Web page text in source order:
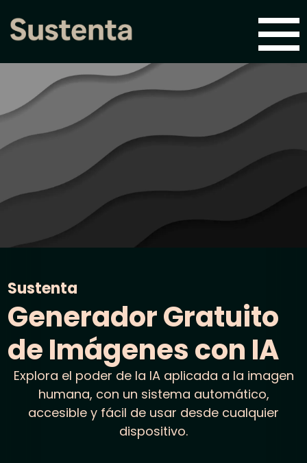
Sustenta
Generador Gratuito
de Imágenes con IA
Explora el poder de la IA aplicada a la imagen
humana, con un sistema automático,
accesible y fácil de usar desde cualquier
dispositivo.